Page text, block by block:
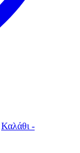
Καλάθι -